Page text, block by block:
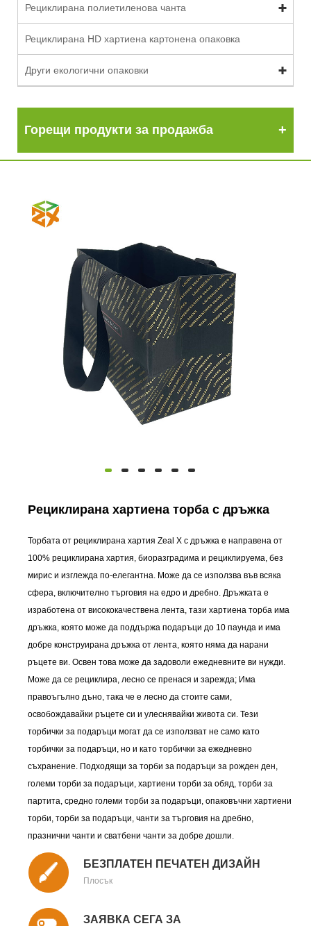
Рециклирана полиетиленова чанта
Рециклирана HD хартиена картонена опаковка
Други екологични опаковки
Горещи продукти за продажба
Рециклирана хартиена торба с дръжка
Торбата от рециклирана хартия Zeal X с дръжка е направена от
100% рециклирана хартия, биоразградима и рециклируема, без
мирис и изглежда по-елегантна. Може да се използва във всяка
сфера, включително търговия на едро и дребно. Дръжката е
изработена от висококачествена лента, тази хартиена торба има
дръжка, която може да поддържа подаръци до 10 паунда и има
добре конструирана дръжка от лента, която няма да нарани
ръцете ви. Освен това може да задоволи ежедневните ви нужди.
Може да се рециклира, лесно се пренася и зарежда; Има
правоъгълно дъно, така че е лесно да стоите сами,
освобождавайки ръцете си и улеснявайки живота си. Тези
торбички за подаръци могат да се използват не само като
торбички за подаръци, но и като торбички за ежедневно
съхранение. Подходящи за торби за подаръци за рожден ден,
големи торби за подаръци, хартиени торби за обяд, торби за
партита, средно големи торби за подаръци, опаковъчни хартиени
торби, торби за подаръци, чанти за търговия на дребно,
празнични чанти и сватбени чанти за добре дошли.
БЕЗПЛАТЕН ПЕЧАТЕН ДИЗАЙН
Плосък
ЗАЯВКА СЕГА ЗА